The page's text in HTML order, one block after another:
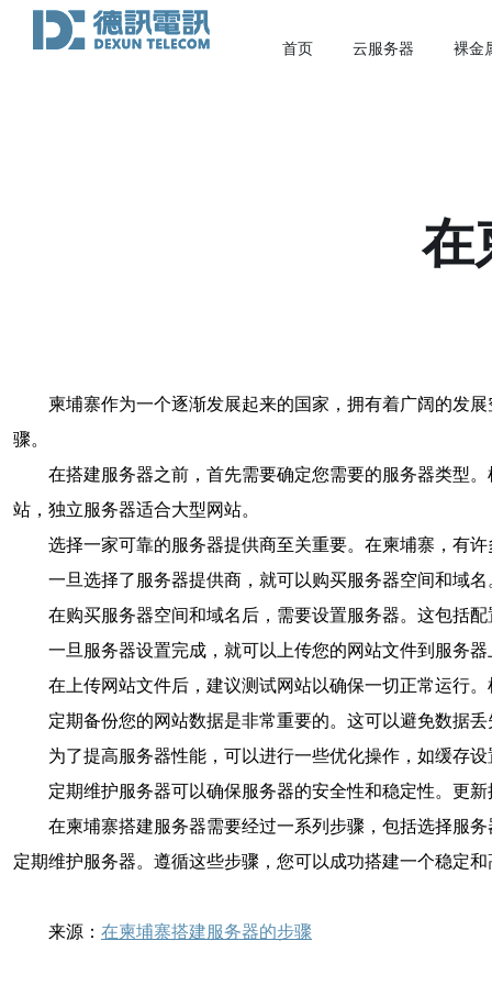
首页 云服务器 裸金
在
柬埔寨作为一个逐渐发展起来的国家，拥有着广阔的发
骤。
在搭建服务器之前，首先需要确定您需要的服务器类型
站，独立服务器适合大型网站。
选择一家可靠的服务器提供商至关重要。在柬埔寨，有
一旦选择了服务器提供商，就可以购买服务器空间和域
在购买服务器空间和域名后，需要设置服务器。这包括
一旦服务器设置完成，就可以上传您的网站文件到服务
在上传网站文件后，建议测试网站以确保一切正常运行
定期备份您的网站数据是非常重要的。这可以避免数据
为了提高服务器性能，可以进行一些优化操作，如缓存
定期维护服务器可以确保服务器的安全性和稳定性。更
在柬埔寨搭建服务器需要经过一系列步骤，包括选择服
定期维护服务器。遵循这些步骤，您可以成功搭建一个稳定
来源： 在柬埔寨搭建服务器的步骤